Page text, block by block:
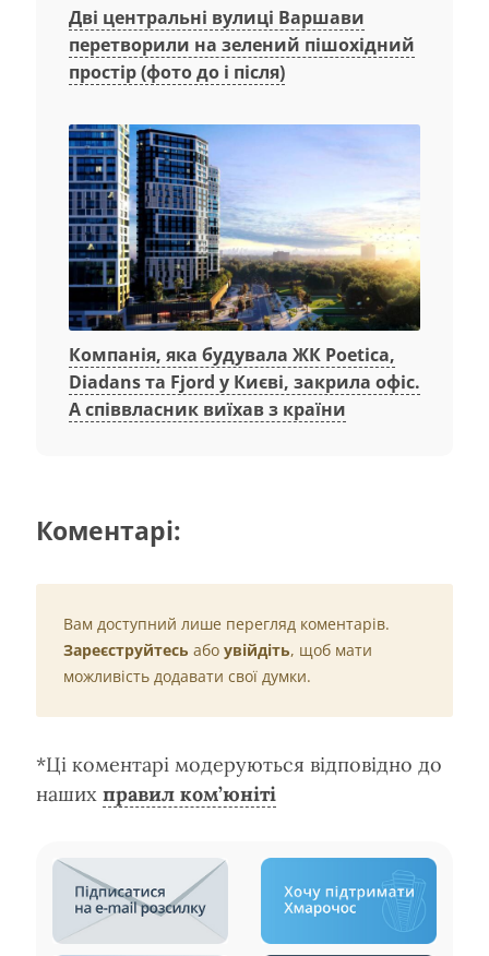
Дві центральні вулиці Варшави
перетворили на зелений пішохідний
простір (фото до і після)
Компанія, яка будувала ЖК Poetica,
Diadans та Fjord у Києві, закрила офіс.
А співвласник виїхав з країни
Коментарі:
Вам доступний лише перегляд коментарів.
Зареєструйтесь або увійдіть, щоб мати
можливість додавати свої думки.
*Ці коментарі модеруються відповідно до
наших правил ком’юніті